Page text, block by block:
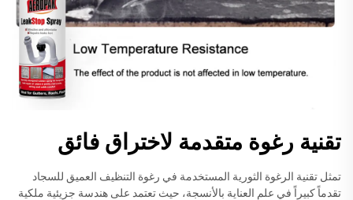
تقنية رغوة متقدمة لاختراق فائق
تمثل تقنية الرغوة الثورية المستخدمة في رغوة التنظيف العميق للسجاد
تقدماً كبيراً في علم العناية بالأنسجة، حيث تعتمد على هندسة جزيئية ملكية